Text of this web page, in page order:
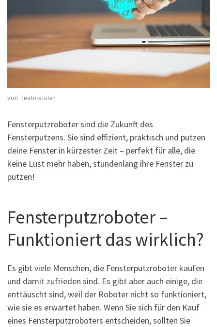
von Testmeister
Fensterputzroboter sind die Zukunft des
Fensterputzens. Sie sind effizient, praktisch und putzen
deine Fenster in kürzester Zeit – perfekt für alle, die
keine Lust mehr haben, stundenlang ihre Fenster zu
putzen!
Fensterputzroboter –
Funktioniert das wirklich?
Es gibt viele Menschen, die Fensterputzroboter kaufen
und damit zufrieden sind. Es gibt aber auch einige, die
enttäuscht sind, weil der Roboter nicht so funktioniert,
wie sie es erwartet haben. Wenn Sie sich für den Kauf
eines Fensterputzroboters entscheiden, sollten Sie